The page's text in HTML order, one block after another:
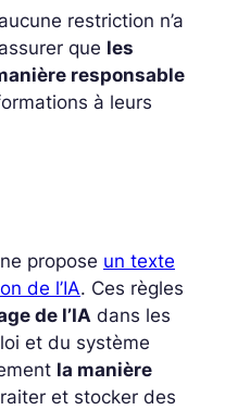
restriction n’a
que les
responsable
à leurs
propose un texte
de l’IA. Ces règles
de l’IA dans les
et du système
la manière
et stocker des